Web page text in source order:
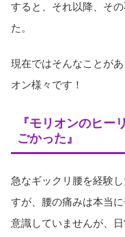
すると、それ以降、そ
た。
現在ではそんなことが
オン様々です！
『モリオンのヒー
ごかった』
急なギックリ腰を経験
すが、腰の痛みは本当
意識していませんが、